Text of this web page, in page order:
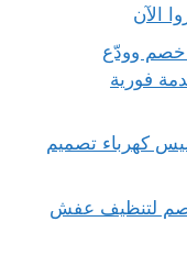
مسابح بالرياض بـ23% خصم وودّع
فورية
كهرباء تصميم
اثاث بالرياض 50% خصم لتنظيف عفش